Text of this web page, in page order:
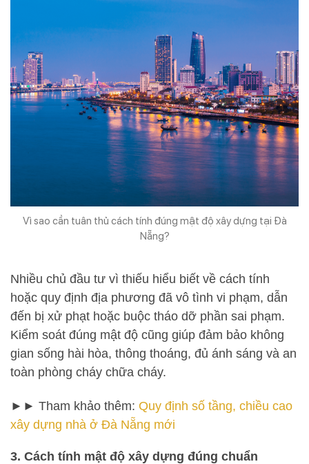
Vì sao cần tuân thủ cách tính đúng mật độ xây dựng tại Đà
Nẵng?
Nhiều chủ đầu tư vì thiếu hiểu biết về cách tính
hoặc quy định địa phương đã vô tình vi phạm, dẫn
đến bị xử phạt hoặc buộc tháo dỡ phần sai phạm.
Kiểm soát đúng mật độ cũng giúp đảm bảo không
gian sống hài hòa, thông thoáng, đủ ánh sáng và an
toàn phòng cháy chữa cháy.
►► Tham khảo thêm: Quy định số tầng, chiều cao
xây dựng nhà ở Đà Nẵng mới
3. Cách tính mật độ xây dựng đúng chuẩn